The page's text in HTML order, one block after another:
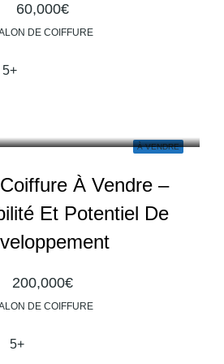
60,000€
DE COIFFURE
5+
À VENDRE
À Vendre –
Et Potentiel De
200,000€
DE COIFFURE
5+